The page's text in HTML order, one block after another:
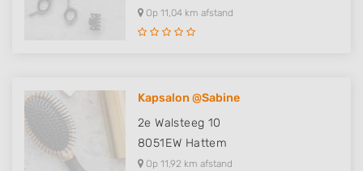
Op 11,04 km afstand
Kapsalon @Sabine
2e Walsteeg 10
8051EW Hattem
Op 11,92 km afstand